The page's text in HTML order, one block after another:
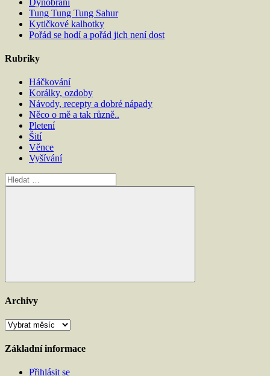
Tung Tung Tung Sahur
Kytičkové kalhotky
Pořád se hodí a pořád jich není dost
Rubriky
Háčkování
Korálky, ozdoby
Návody, recepty a dobré nápady
Něco o mě a tak různě..
Pletení
Šití
Věnce
Vyšívání
Hledat:
Hledat
Archivy
Archivy
Základní informace
Přihlásit se